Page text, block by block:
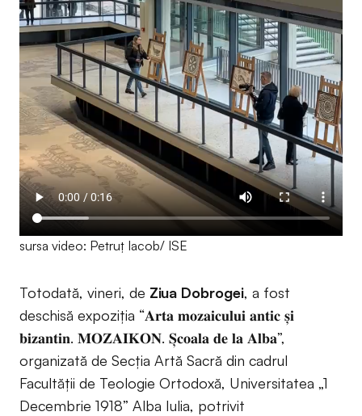
sursa video: Petruț Iacob/ ISE
Totodată, vineri, de Ziua Dobrogei, a fost
deschisă expoziția “𝐀𝐫𝐭𝐚 𝐦𝐨𝐳𝐚𝐢𝐜𝐮𝐥𝐮𝐢 𝐚𝐧𝐭𝐢𝐜 𝐬̦𝐢
𝐛𝐢𝐳𝐚𝐧𝐭𝐢𝐧. 𝐌𝐎𝐙𝐀𝐈𝐊𝐎𝐍. 𝐒̦𝐜𝐨𝐚𝐥𝐚 𝐝𝐞 𝐥𝐚 𝐀𝐥𝐛𝐚”,
organizată de Secția Artă Sacră din cadrul
Facultății de Teologie Ortodoxă, Universitatea „1
Decembrie 1918” Alba Iulia, potrivit